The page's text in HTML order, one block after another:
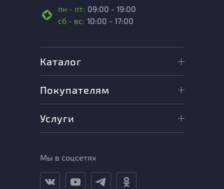
пн - пт: 09:00 - 19:00
сб - вс: 10:00 - 17:00
Каталог
Покупателям
Услуги
Мы в соцсетях